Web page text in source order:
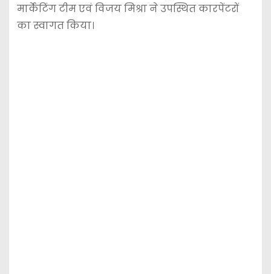
मार्केटिंग टीम एवं विजय मिश्रा ने उपस्थित कारपेंटरों
का स्वागत किया।